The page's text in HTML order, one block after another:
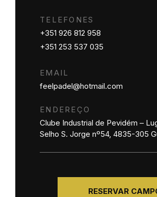
TELEFONES
+351 926 812 958
+351 253 537 035
EMAIL
feelpadel@hotmail.com
ENDEREÇO
Clube Industrial de Pevidém –
Selho S. Jorge nº54, 4835-305
RESERVAR